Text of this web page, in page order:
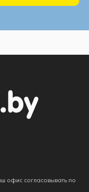
офис согласовывать по